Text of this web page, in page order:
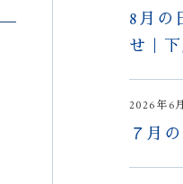
8月の
せ｜
2026年6
７月